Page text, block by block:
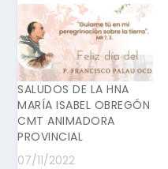
SALUDOS DE LA HNA
MARÍA ISABEL OBREGÓN
CMT ANIMADORA
PROVINCIAL
07/11/2022